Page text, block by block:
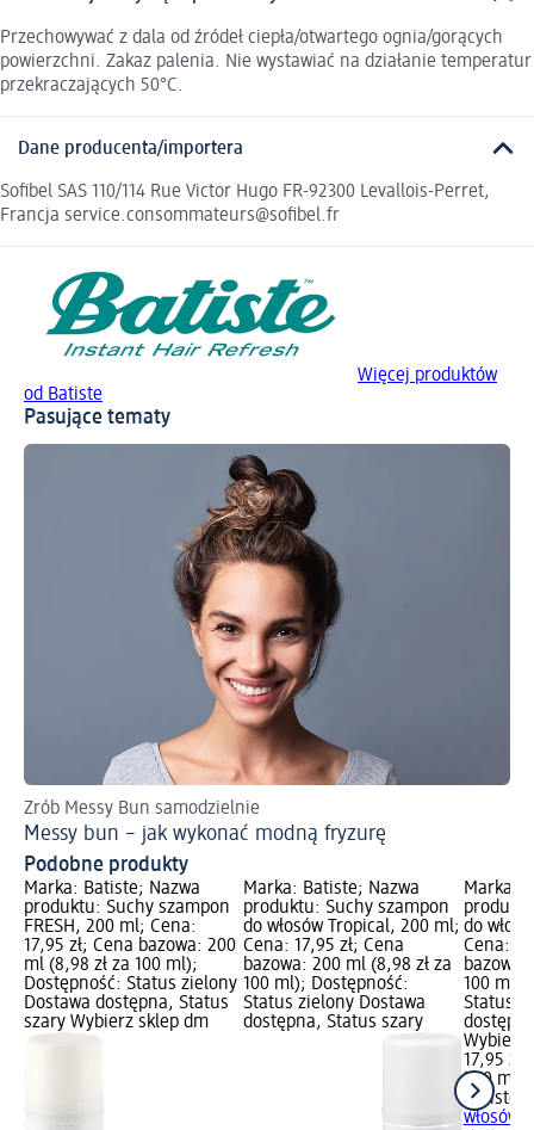
Przechowywać z dala od źródeł ciepła/otwartego ognia/gorących
powierzchni. Zakaz palenia. Nie wystawiać na działanie temperatur
przekraczających 50°C.
Dane producenta/importera
Sofibel SAS 110/114 Rue Victor Hugo FR-92300 Levallois-Perret,
Francja service.consommateurs@sofibel.fr
Więcej produktów
od Batiste
Pasujące tematy
Zrób Messy Bun samodzielnie
Messy bun – jak wykonać modną fryzurę
Podobne produkty
Marka: Batiste; Nazwa
produktu: Suchy szampon
FRESH, 200 ml; Cena:
17,95 zł; Cena bazowa: 200
ml (8,98 zł za 100 ml);
Dostępność: Status zielony
Dostawa dostępna, Status
szary Wybierz sklep dm
Marka: Batiste; Nazwa
produktu: Suchy szampon
do włosów Tropical, 200 ml;
Cena: 17,95 zł; Cena
bazowa: 200 ml (8,98 zł za
100 ml); Dostępność:
Status zielony Dostawa
dostępna, Status szary
Marka:
do
Cena:
bazowa:
100 ml);
Status
Wybierz
17,95 zł
200 ml
Batiste
włosów